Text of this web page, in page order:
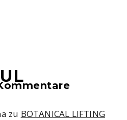
zu BOTANICAL LIFTING